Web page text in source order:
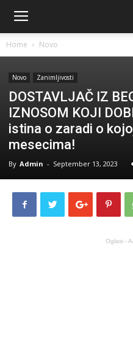
Home Novo
Novo Zanimljivosti
DOSTAVLJAČ IZ
IZNOSOM KOJI
istina o zaradi o
mesecima!
By Admin - September 13, 2023
Oglasi -